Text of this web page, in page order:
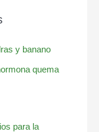
y banano
quema
para la